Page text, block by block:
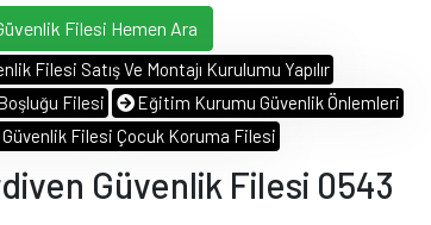
Filesi Hemen Ara
Filesi Satış Ve Montajı Kurulumu Yapılır
Filesi
Eğitim Kurumu Güvenlik Önlemleri
Güvenlik Filesi Çocuk Koruma Filesi
Güvenlik Filesi 0543